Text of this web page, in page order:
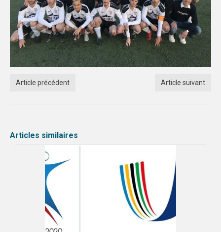
Article précédent Article suivant
Articles similaires